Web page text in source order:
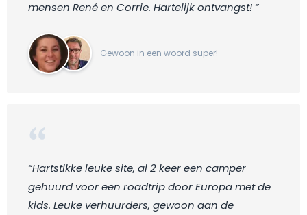
mensen René en Corrie. Hartelijk ontvangst! “
Gewoon in een woord super!
“Hartstikke leuke site, al 2 keer een camper
gehuurd voor een roadtrip door Europa met de
kids. Leuke verhuurders, gewoon aan de